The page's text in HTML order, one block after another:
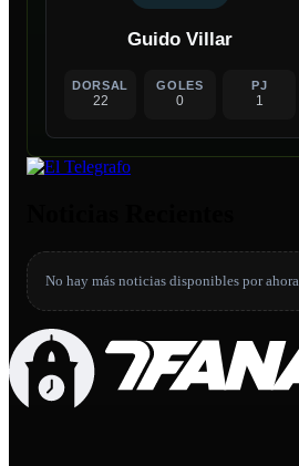
Guido Villar
DORSAL
22
GOLES
0
PJ
1
No hay más noticias disponibles por ahora.